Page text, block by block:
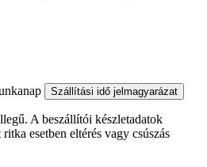
Szállítási idő jelmagyarázat
A beszállítói készletadatok
esetben eltérés vagy csúszás